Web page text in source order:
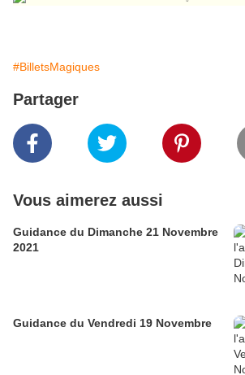
#BilletsMagiques
Partager
Vous aimerez aussi
Guidance du Dimanche 21 Novembre
2021
Guidance du Vendredi 19 Novembre